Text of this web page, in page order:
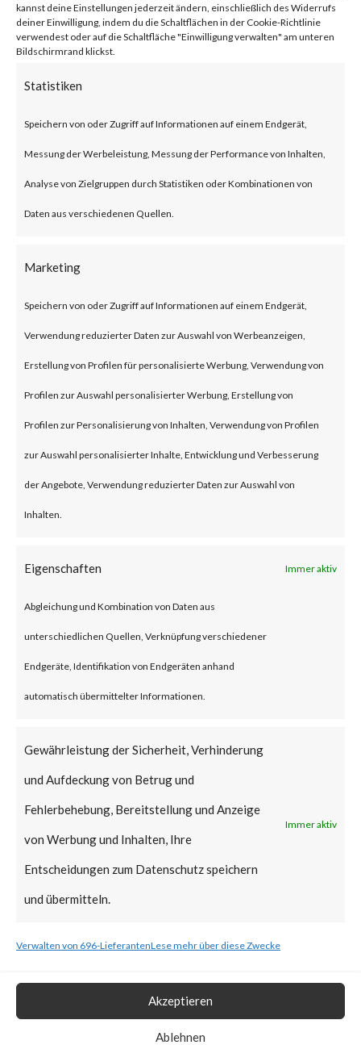
kannst deine Einstellungen jederzeit ändern, einschließlich des Widerrufs
deiner Einwilligung, indem du die Schaltflächen in der Cookie-Richtlinie
verwendest oder auf die Schaltfläche "Einwilligung verwalten" am unteren
Bildschirmrand klickst.
Statistiken
Speichern von oder Zugriff auf Informationen auf einem Endgerät,
Messung der Werbeleistung, Messung der Performance von Inhalten,
Analyse von Zielgruppen durch Statistiken oder Kombinationen von
Daten aus verschiedenen Quellen.
Marketing
Speichern von oder Zugriff auf Informationen auf einem Endgerät,
Verwendung reduzierter Daten zur Auswahl von Werbeanzeigen,
Erstellung von Profilen für personalisierte Werbung, Verwendung von
Profilen zur Auswahl personalisierter Werbung, Erstellung von
Profilen zur Personalisierung von Inhalten, Verwendung von Profilen
zur Auswahl personalisierter Inhalte, Entwicklung und Verbesserung
der Angebote, Verwendung reduzierter Daten zur Auswahl von
Inhalten.
Eigenschaften Immer aktiv
Abgleichung und Kombination von Daten aus
unterschiedlichen Quellen, Verknüpfung verschiedener
Endgeräte, Identifikation von Endgeräten anhand
automatisch übermittelter Informationen.
Gewährleistung der Sicherheit, Verhinderung
und Aufdeckung von Betrug und
Fehlerbehebung, Bereitstellung und Anzeige
von Werbung und Inhalten, Ihre
Entscheidungen zum Datenschutz speichern
und übermitteln.
Immer aktiv
Verwalten von 696-LieferantenLese mehr über diese Zwecke
Akzeptieren
Ablehnen
feature, for example, allows a
table created using Microsoft
What is the Attack?
CVE-2023-29325 is a remote
Microsoft Outlook and is
Why is this Significant?
This is significant because, while
exploitation of CVE-2023-
29325 has not been reported or
been publicly disclosed and
Proof-of-Concept (PoC) code is
available. The Microsoft
advisory states that
exploitation is more likely. As
such, the patch should be
What is the Vendor Solution?
Microsoft released a fix as part